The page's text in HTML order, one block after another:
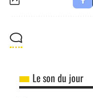
Le son du jour